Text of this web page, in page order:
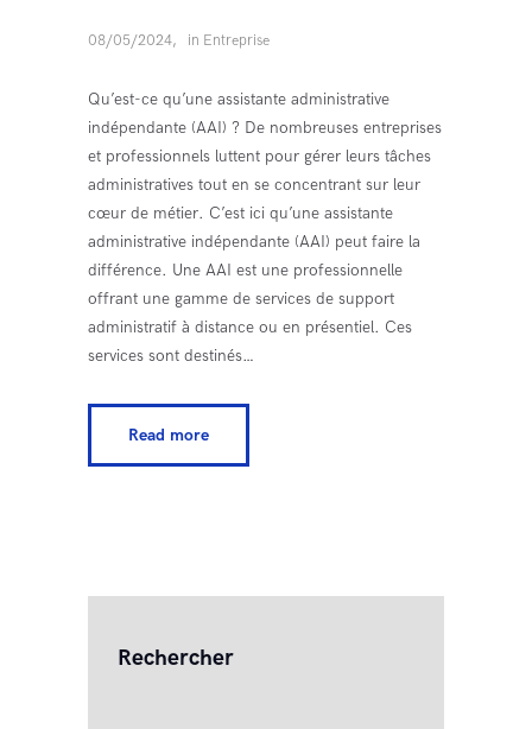
08/05/2024 in Entreprise
Qu’est-ce qu’une assistante administrative
indépendante (AAI) ? De nombreuses entreprises
et professionnels luttent pour gérer leurs tâches
administratives tout en se concentrant sur leur
cœur de métier. C’est ici qu’une assistante
administrative indépendante (AAI) peut faire la
différence. Une AAI est une professionnelle
offrant une gamme de services de support
administratif à distance ou en présentiel. Ces
services sont destinés…
Read more
Rechercher